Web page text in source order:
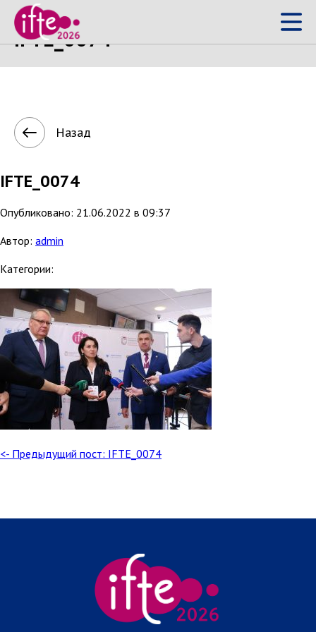
IFTE_0074
Назад
IFTE_0074
Опубликовано: 21.06.2022 в 09:37
Автор: admin
Категории:
<- Предыдущий пост: IFTE_0074